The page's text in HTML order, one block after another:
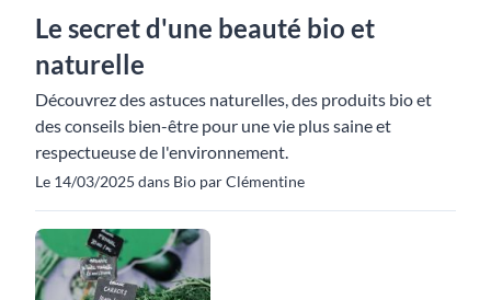
Le secret d'une beauté bio et
naturelle
Découvrez des astuces naturelles, des produits bio et
des conseils bien-être pour une vie plus saine et
respectueuse de l'environnement.
Le 14/03/2025 dans Bio par Clémentine